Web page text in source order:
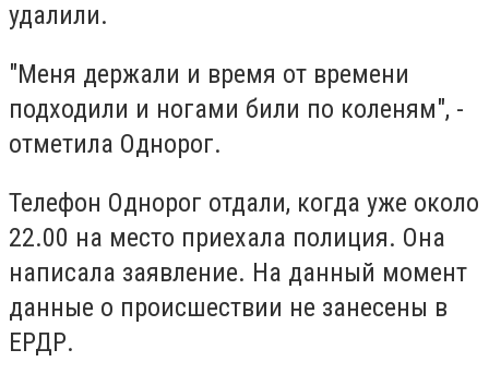
удалили.
"Меня держали и время от времени
подходили и ногами били по коленям", -
отметила Однорог.
Телефон Однорог отдали, когда уже около
22.00 на место приехала полиция. Она
написала заявление. На данный момент
данные о происшествии не занесены в
ЕРДР.